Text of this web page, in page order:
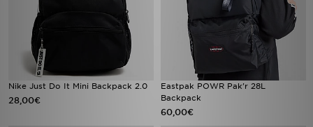
Nike Just Do It Mini Backpack 2.0
28,00€
Eastpak POWR Pak'r 28L
Backpack
60,00€